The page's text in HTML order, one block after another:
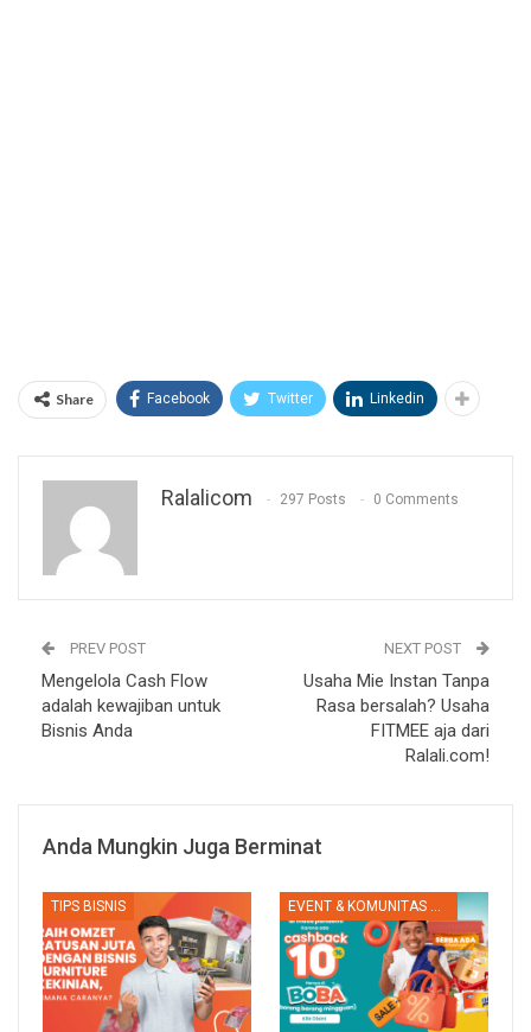
Share Facebook Twitter Linkedin
Ralalicom 297 Posts 0 Comments
PREV POST
Mengelola Cash Flow
adalah kewajiban untuk
Bisnis Anda
NEXT POST
Usaha Mie Instan Tanpa
Rasa bersalah? Usaha
FITMEE aja dari
Ralali.com!
Anda Mungkin Juga Berminat
TIPS BISNIS EVENT & KOMUNITAS RALALI